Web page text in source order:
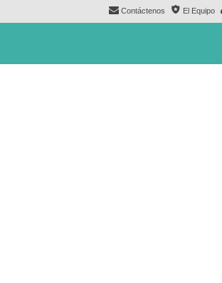
El Equipo
Contáctenos